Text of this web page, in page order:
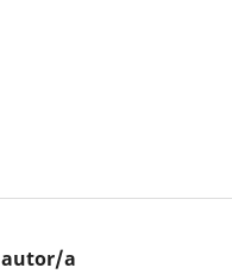
autor/a